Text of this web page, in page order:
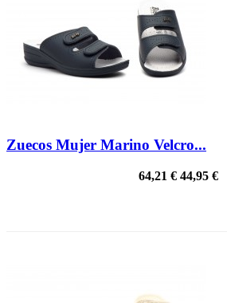
Zuecos Mujer Marino Velcro...
64,21 € 44,95 €